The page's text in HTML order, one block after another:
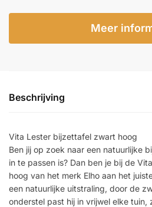
Meer
Beschrijving
Vita Lester bijzettafel zwart hoog
Ben jij op zoek naar een natuurlijke
in te passen is? Dan ben je bij de
hoog van het merk Elho aan het
een natuurlijke uitstraling, door de
onderstel past hij in vrijwel elke tuin,